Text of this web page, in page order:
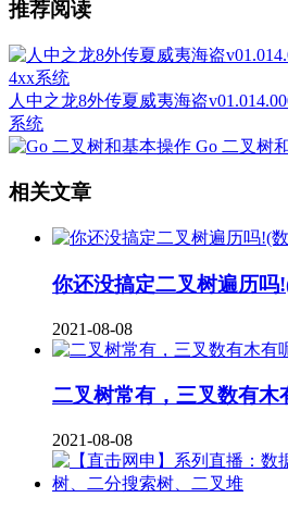
推荐阅读
人中之龙8外传夏威夷海盗
系统
Go 二叉树
相关文章
你还没搞定二叉树遍历吗
2021-08-08
二叉树常有，三叉数有木
2021-08-08